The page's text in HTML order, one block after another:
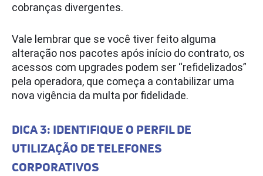
cobranças divergentes.
Vale lembrar que se você tiver feito alguma
alteração nos pacotes após início do contrato, os
acessos com upgrades podem ser “refidelizados”
pela operadora, que começa a contabilizar uma
nova vigência da multa por fidelidade.
DICA 3: IDENTIFIQUE O PERFIL DE
UTILIZAÇÃO DE TELEFONES
CORPORATIVOS